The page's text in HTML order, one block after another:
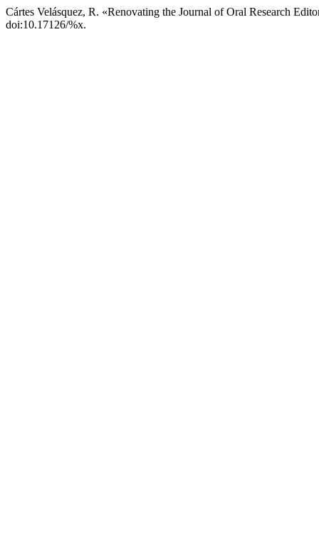
Cártes Velásquez, R. «Renovating the Journal of Oral Research
doi:10.17126/%x.